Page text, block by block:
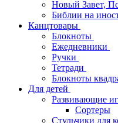
Новый Завет,
Библии на
Канцтовары
Блокноты
Ежедневники
Ручки
Тетради
Блокноты
Для детей
Развивающие
Сортеры
Стульчики для